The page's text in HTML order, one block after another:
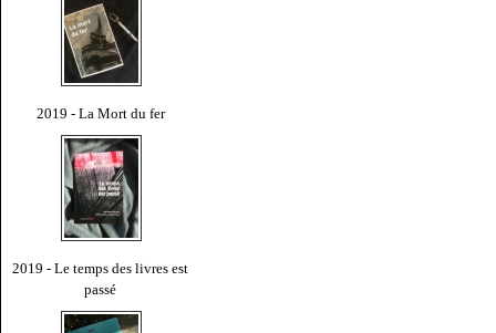
2019 - La Mort du fer
2019 - Le temps des livres est
passé